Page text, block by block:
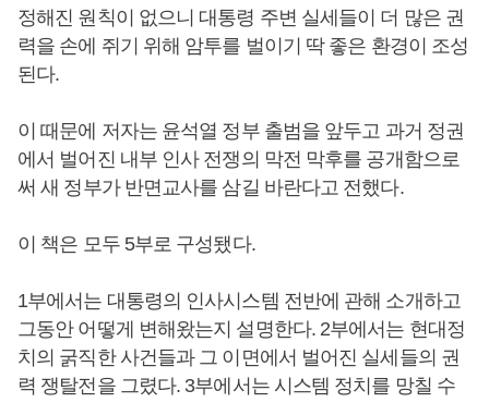
정해진 원칙이 없으니 대통령 주변 실세들이 더 많은 권
력을 손에 쥐기 위해 암투를 벌이기 딱 좋은 환경이 조성
된다.
이 때문에 저자는 윤석열 정부 출범을 앞두고 과거 정권
에서 벌어진 내부 인사 전쟁의 막전 막후를 공개함으로
써 새 정부가 반면교사를 삼길 바란다고 전했다.
이 책은 모두 5부로 구성됐다.
1부에서는 대통령의 인사시스템 전반에 관해 소개하고
그동안 어떻게 변해왔는지 설명한다. 2부에서는 현대정
치의 굵직한 사건들과 그 이면에서 벌어진 실세들의 권
력 쟁탈전을 그렸다. 3부에서는 시스템 정치를 망칠 수